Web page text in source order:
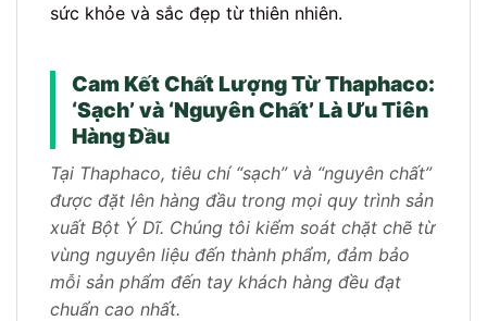
sức khỏe và sắc đẹp từ thiên nhiên.
Cam Kết Chất Lượng Từ Thaphaco:
‘Sạch’ và ‘Nguyên Chất’ Là Ưu Tiên
Hàng Đầu
Tại Thaphaco, tiêu chí “sạch” và “nguyên chất”
được đặt lên hàng đầu trong mọi quy trình sản
xuất Bột Ý Dĩ. Chúng tôi kiểm soát chặt chẽ từ
vùng nguyên liệu đến thành phẩm, đảm bảo
mỗi sản phẩm đến tay khách hàng đều đạt
chuẩn cao nhất.